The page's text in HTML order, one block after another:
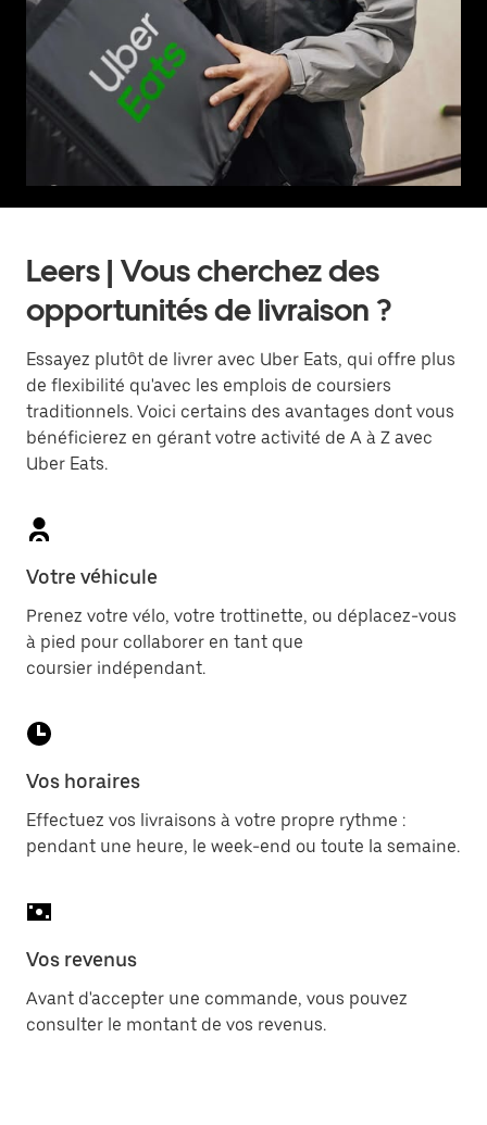
Leers | Vous cherchez des
opportunités de livraison ?
Essayez plutôt de livrer avec Uber Eats, qui offre plus
de flexibilité qu'avec les emplois de coursiers
traditionnels. Voici certains des avantages dont vous
bénéficierez en gérant votre activité de A à Z avec
Uber Eats.
Votre véhicule
Prenez votre vélo, votre trottinette, ou déplacez-vous
à pied pour collaborer en tant que
coursier indépendant.
Vos horaires
Effectuez vos livraisons à votre propre rythme :
pendant une heure, le week-end ou toute la semaine.
Vos revenus
Avant d'accepter une commande, vous pouvez
consulter le montant de vos revenus.